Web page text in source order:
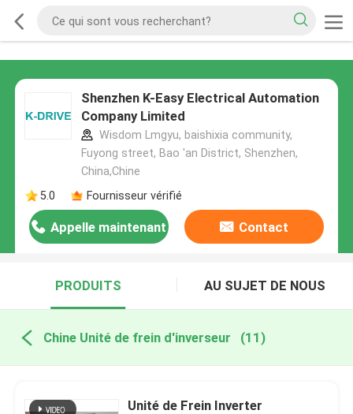
Shenzhen K-Easy Electrical Automation
Company Limited
Wisdom Lmgyu, baishixia community,
Fuyong street, Bao 'an District, Shenzhen,
China,Chine
5.0
Fournisseur vérifié
Appelle maintenant Contact
PRODUITS AU SUJET DE NOUS
Chine Unité de frein d'inverseur (11)
Unité de Frein Inverter